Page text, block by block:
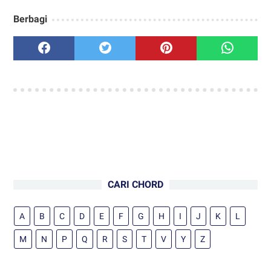
Berbagi
CARI CHORD
A B C D E F G H I J K L
M N P Q R S T V Y Z